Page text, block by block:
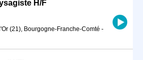
H/F
(21), Bourgogne-Franche-Comté -